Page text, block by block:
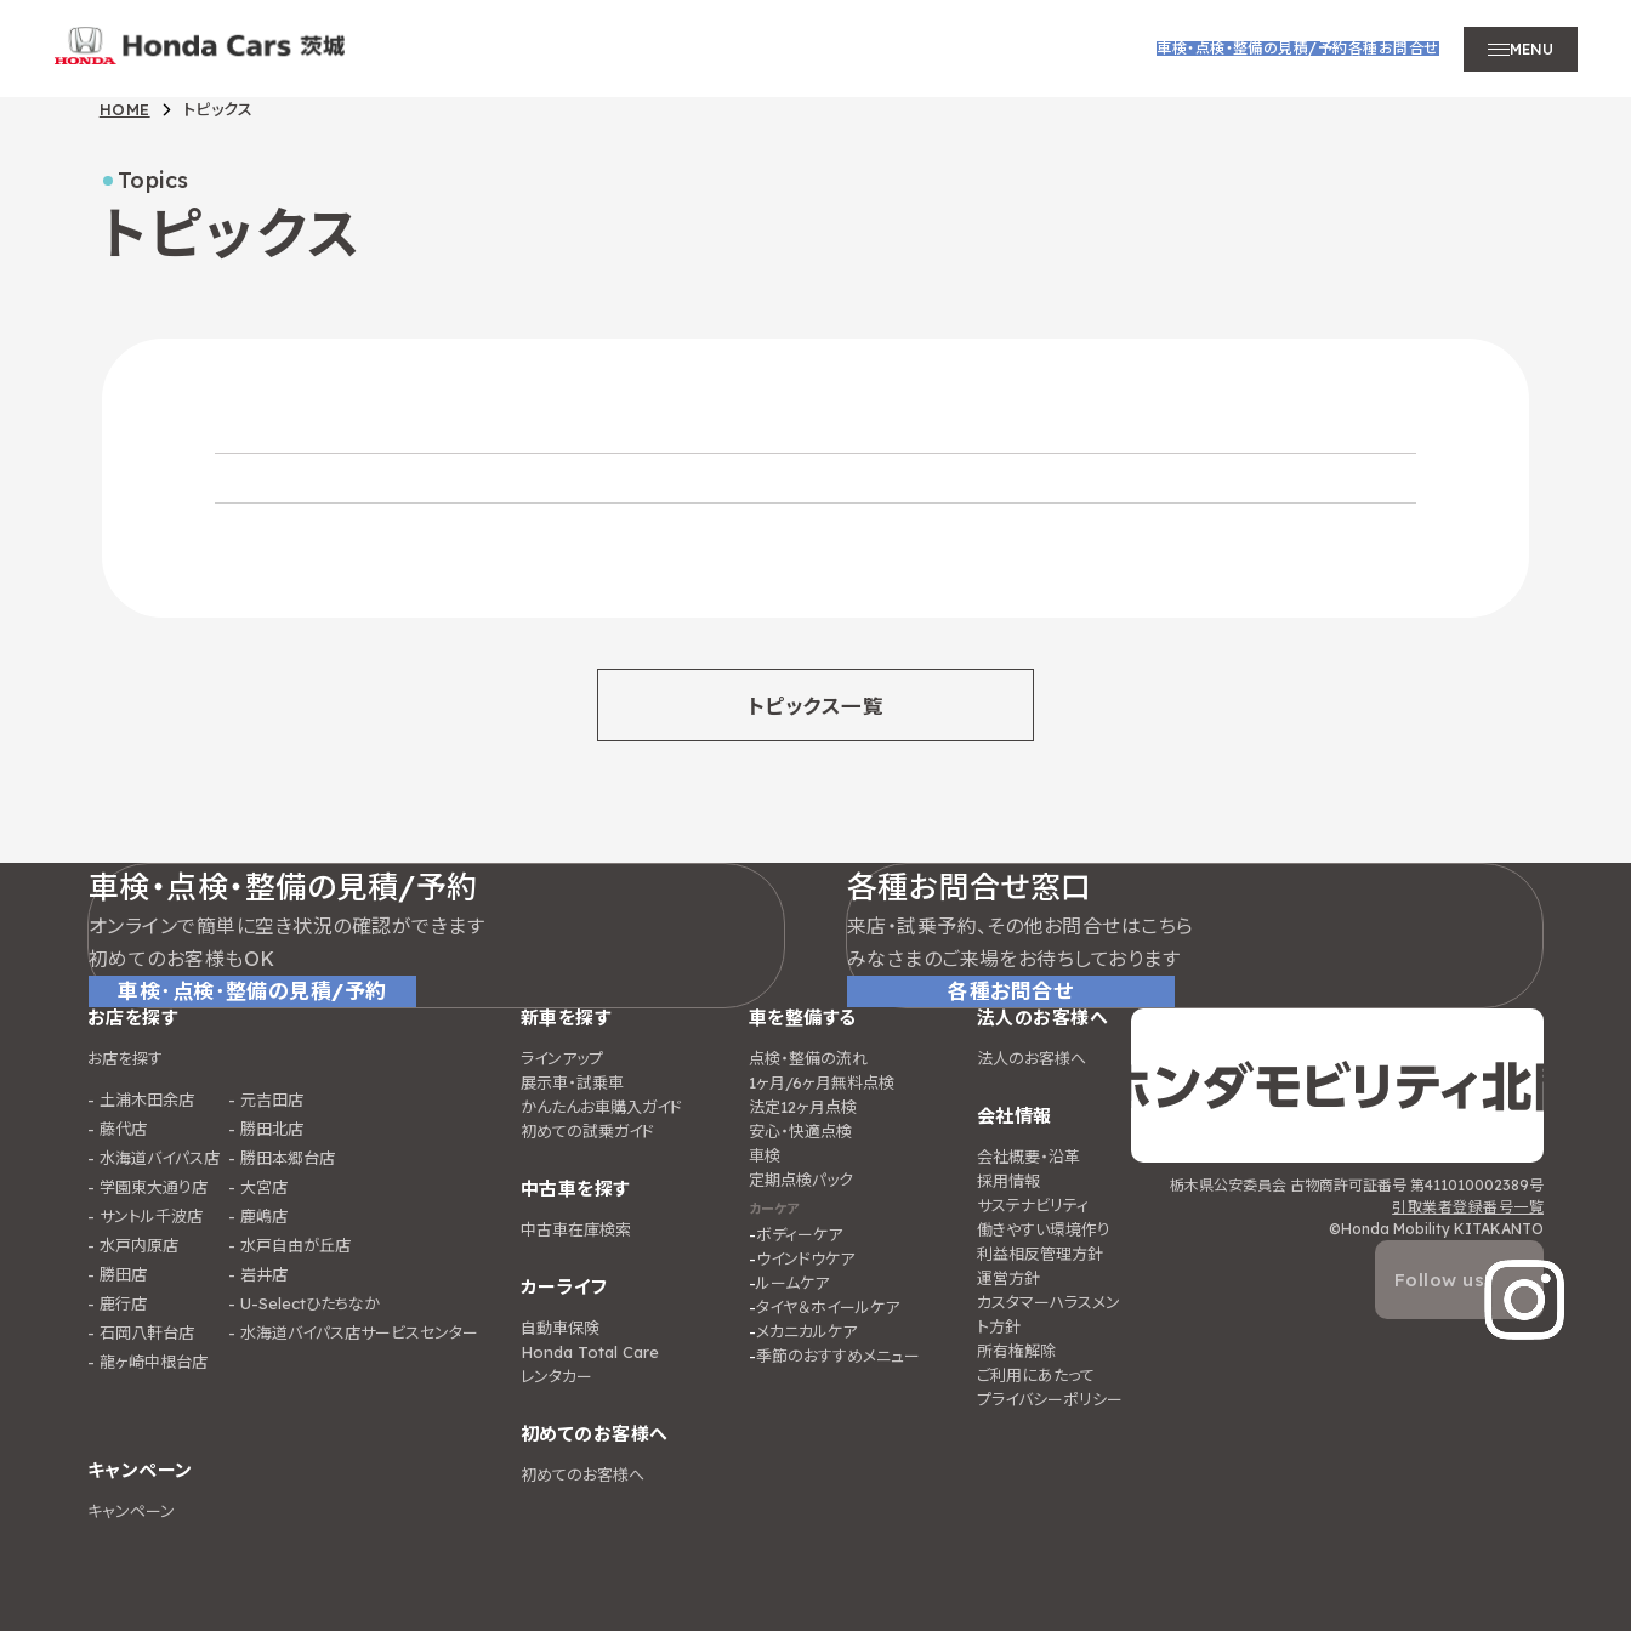
車検・点検・整備の見積/予約各種お問合せ MENU
HOME トピックス
Topics
トピックス
トピックス一覧
車検・点検・整備の見積/予約
オンラインで簡単に空き状況の確認ができます
初めてのお客様もOK
車検･点検･整備の見積/予約
各種お問合せ窓口
来店・試乗予約、その他お問合せはこちら
みなさまのご来場をお待ちしております
各種お問合せ
お店を探す
お店を探す
土浦木田余店
藤代店
水海道バイパス店
学園東大通り店
サントル千波店
水戸内原店
勝田店
鹿行店
石岡八軒台店
龍ヶ崎中根台店
元吉田店
勝田北店
勝田本郷台店
大宮店
鹿嶋店
水戸自由が丘店
岩井店
U-Selectひたちなか
水海道バイパス店サービスセンター
新車を探す
ラインアップ
展示車・試乗車
かんたんお車購入ガイド
初めての試乗ガイド
中古車を探す
中古車在庫検索
車を整備する
点検・整備の流れ
1ヶ月/6ヶ月無料点検
法定12ヶ月点検
安心・快適点検
車検
定期点検パック
カーケア
ボディーケア
ウインドウケア
ルームケア
タイヤ＆ホイールケア
メカニカルケア
季節のおすすめメニュー
キャンペーン
キャンペーン
カーライフ
自動車保険
Honda Total Care
レンタカー
初めてのお客様へ
初めてのお客様へ
法人のお客様へ
法人のお客様へ
会社情報
会社概要・沿革
採用情報
サステナビリティ
働きやすい環境作り
利益相反管理方針
運営方針
カスタマーハラスメン
ト方針
所有権解除
ご利用にあたって
プライバシーポリシー
栃木県公安委員会 古物商許可証番号 第411010002389号
引取業者登録番号一覧
©Honda Mobility KITAKANTO
Follow us